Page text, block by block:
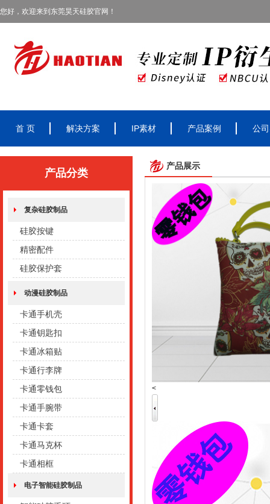
您好，欢迎来到东莞昊天硅胶官网！
首 页 解决方案 IP素材 产品案例 公
产品分类
复杂硅胶制品
硅胶按键
精密配件
硅胶保护套
动漫硅胶制品
卡通手机壳
卡通钥匙扣
卡通冰箱贴
卡通行李牌
卡通零钱包
卡通手腕带
卡通卡套
卡通马克杯
卡通相框
电子智能硅胶制品
产品展示
<